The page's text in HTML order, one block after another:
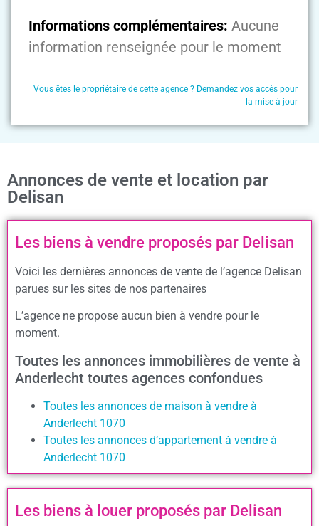
Informations complémentaires: Aucune
information renseignée pour le moment
Vous êtes le propriétaire de cette agence ? Demandez vos accès pour
la mise à jour
Annonces de vente et location par
Delisan
Les biens à vendre proposés par Delisan
Voici les dernières annonces de vente de l’agence Delisan
parues sur les sites de nos partenaires
L’agence ne propose aucun bien à vendre pour le
moment.
Toutes les annonces immobilières de vente à
Anderlecht toutes agences confondues
Toutes les annonces de maison à vendre à
Anderlecht 1070
Toutes les annonces d’appartement à vendre à
Anderlecht 1070
Les biens à louer proposés par Delisan